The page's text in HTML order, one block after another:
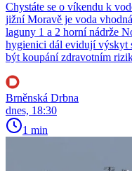
Chystáte se o víkendu k
jižní Moravě je voda
laguny 1 a 2 horní nádrže
hygienici dál evidují výskyt
být koupání zdravotním
Brněnská Drbna
dnes, 18:30
1 min